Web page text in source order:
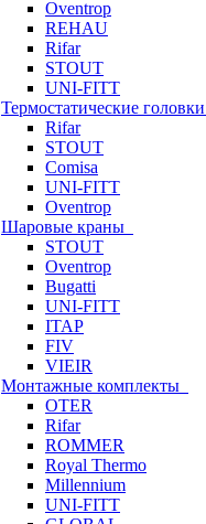
Oventrop
REHAU
Rifar
STOUT
UNI-FITT
Термостатические головки
Rifar
STOUT
Comisa
UNI-FITT
Oventrop
Шаровые краны
STOUT
Oventrop
Bugatti
UNI-FITT
ITAP
FIV
VIEIR
Монтажные комплекты
OTER
Rifar
ROMMER
Royal Thermo
Millennium
UNI-FITT